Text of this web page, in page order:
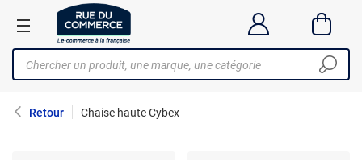
Retour Chaise haute Cybex